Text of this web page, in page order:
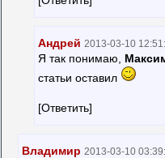
Андрей 2013-03-10
Я так понимаю,
статьи оставил
[Ответить]
Владимир 2013-03-10